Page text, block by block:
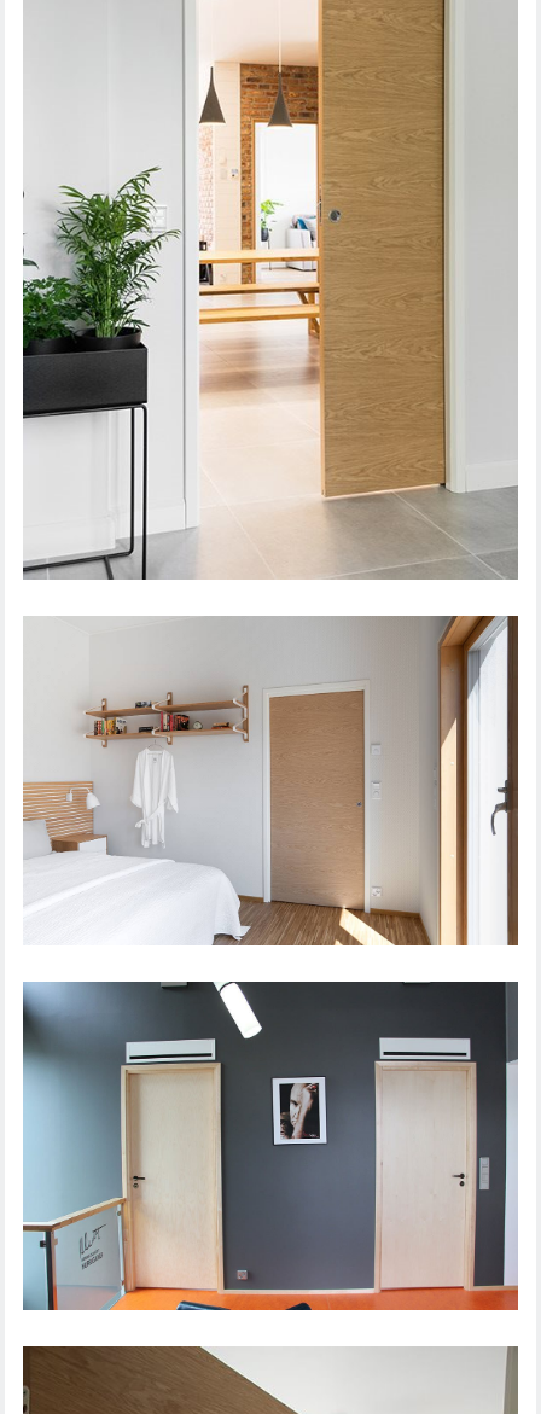
STEADY 411 LIUGUKS
STEADY 411 LIUGUKS
SISEUKS STEADY 411